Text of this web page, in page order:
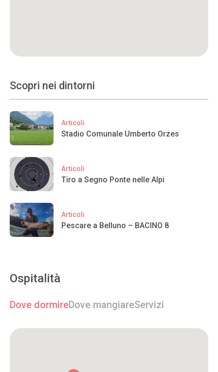
Scopri nei dintorni
Articoli
Stadio Comunale Umberto Orzes
Articoli
Tiro a Segno Ponte nelle Alpi
Articoli
Pescare a Belluno – BACINO 8
Ospitalità
Dove dormireDove mangiareServizi